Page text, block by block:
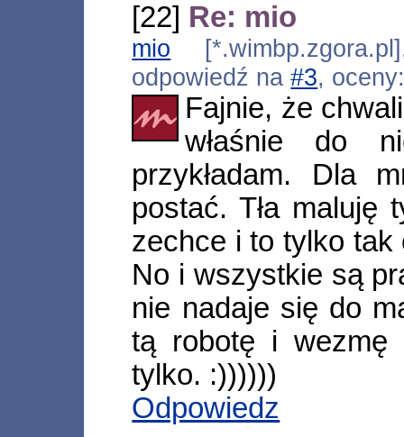
[22] Re: mio
mio
odpowiedź na#3,
Fajnie, że
właśnie do
przykładam. Dla
postać. Tła maluję
zechce i to tylko tak
No i wszystkie są
nie nadaje się do
tą robotę i wezmę
tylko. :))))))
Odpowiedz